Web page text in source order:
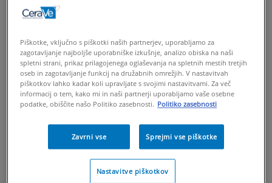
Piškotke, vključno s piškotki naših partnerjev, uporabljamo za
zagotavljanje najboljše uporabniške izkušnje, analizo obiska na naši
spletni strani, prikaz prilagojenega oglaševanja na spletnih mestih tretjih
oseb in zagotavljanje funkcij na družabnih omrežjih. V nastavitvah
piškotkov lahko kadar koli upravljate s svojimi nastavitvami. Za več
informacij o tem, kako mi in naši partnerji uporabljamo vaše osebne
podatke, obiščite našo Politiko zasebnosti. Politiko zasebnosti
Zavrni vse Sprejmi vse piškotke
Nastavitve piškotkov